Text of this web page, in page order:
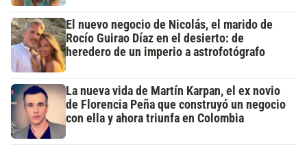
El nuevo negocio de Nicolás, el marido de
Rocío Guirao Díaz en el desierto: de
heredero de un imperio a astrofotógrafo
La nueva vida de Martín Karpan, el ex novio
de Florencia Peña que construyó un negocio
con ella y ahora triunfa en Colombia